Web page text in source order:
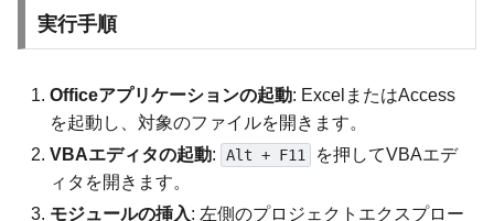
実行手順
Officeアプリケーションの起動: ExcelまたはAccess
を起動し、対象のファイルを開きます。
VBAエディタの起動: Alt + F11
を押してVBAエデ
ィタを開きます。
モジュールの挿入: 左側のプロジェクトエクスプロー